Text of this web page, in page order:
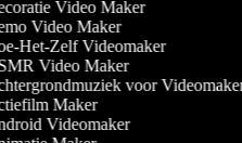
Video Maker
Video Maker
Het-Zelf Videomaker
Video Maker
voor Videomaker
Maker
Videomaker